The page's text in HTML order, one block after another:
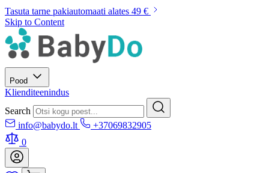
Tasuta tarne pakiautomaati alates 49 €
Skip to Content
Pood
Klienditeenindus
Search
info@babydo.lt
+37069832905
0